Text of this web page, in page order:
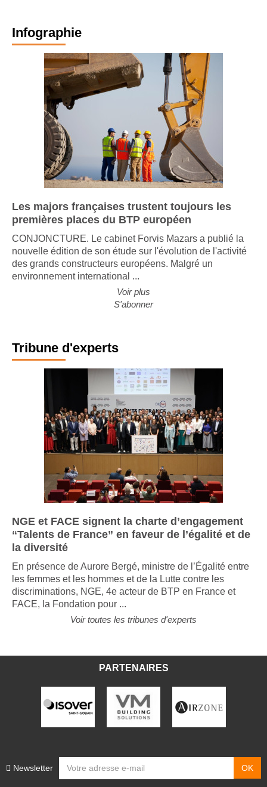
Infographie
Les majors françaises trustent toujours les
premières places du BTP européen
CONJONCTURE. Le cabinet Forvis Mazars a publié la
nouvelle édition de son étude sur l'évolution de l'activité
des grands constructeurs européens. Malgré un
environnement international ...
Voir plus
S'abonner
Tribune d'experts
NGE et FACE signent la charte d’engagement
“Talents de France” en faveur de l’égalité et de
la diversité
En présence de Aurore Bergé, ministre de l’Égalité entre
les femmes et les hommes et de la Lutte contre les
discriminations, NGE, 4e acteur de BTP en France et
FACE, la Fondation pour ...
Voir toutes les tribunes d'experts
PARTENAIRES
Newsletter